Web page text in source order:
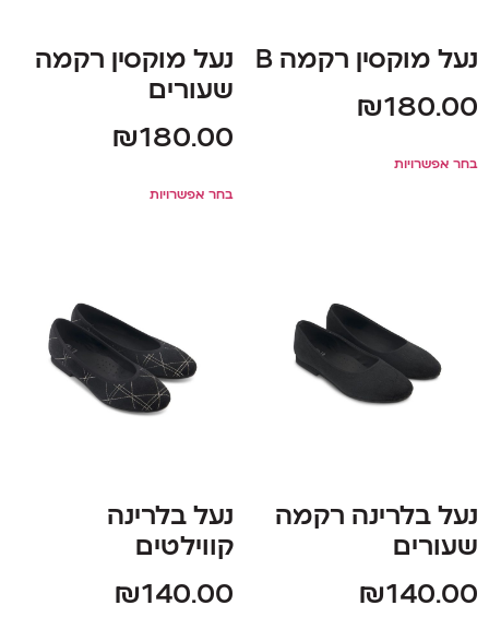
נעל מוקסין רקמה B
₪180.00
בחר אפשרויות
נעל מוקסין רקמה
שעורים
₪180.00
בחר אפשרויות
נעל בלרינה רקמה
שעורים
₪140.00
נעל בלרינה
קווילטים
₪140.00